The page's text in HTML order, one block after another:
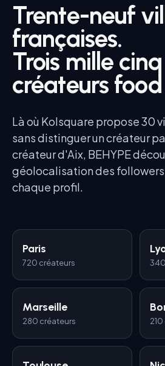
Trente-neuf
françaises.
Trois mille
créateurs
Là où Kolsquare propose 30
sans distinguer un créateur
créateur d'Aix, BEHYPE
géolocalisation des
chaque profil.
Paris
720 créateurs 340
Marseille
280 créateurs 210